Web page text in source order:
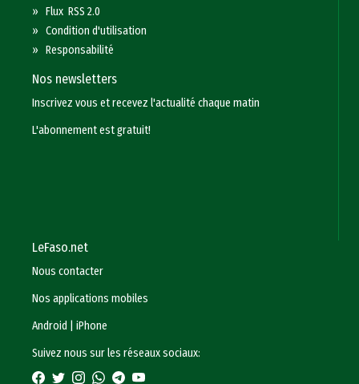
»Flux RSS 2.0
»Condition d'utilisation
»Responsabilité
Nos newsletters
Inscrivez vous et recevez l'actualité chaque matin
L'abonnement est gratuit!
LeFaso.net
Nous contacter
Nos applications mobiles
Android
|iPhone
Suivez nous sur les réseaux sociaux: